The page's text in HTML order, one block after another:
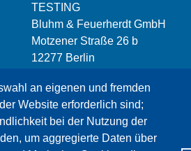
an eigenen und fremden
Website erforderlich sind;
bei der Nutzung der
um aggregierte Daten über
TESTING
Bluhm & Feuerherdt GmbH
Motzener Straße 26 b
12277 Berlin
Telefax: +49 30 7109645-98
info@testing.de